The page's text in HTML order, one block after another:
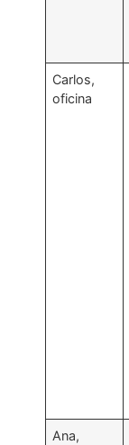
Carlos,
oficina
Ana,